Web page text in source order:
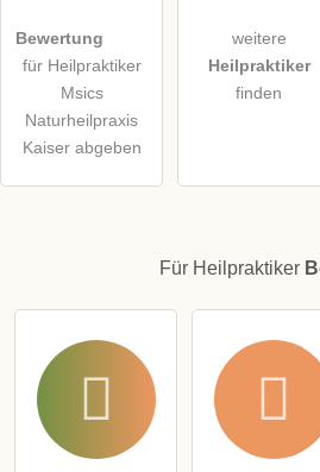
Hinweis:Bitte beachten Sie,
Besucher sichtbar
Klicken Sie hier um eine
Bewertung
für Heilpraktiker
Msics
Naturheilpraxis
Kaiser abgeben
weitere
Heilpraktiker
finden
Für Heilpraktiker